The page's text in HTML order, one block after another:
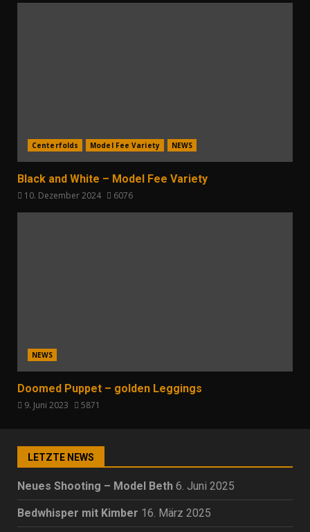
Centerfolds Model Fee Variety NEWS
Black and White – Model Fee Variety
10. Dezember 2024 6076
NEWS
Doomed Puppet – golden Leggings
9. Juni 2023 5871
LETZTE NEWS
Neues Shooting – Model Beth 6. Juni 2025
Bedwhisper mit Kimber 16. März 2025